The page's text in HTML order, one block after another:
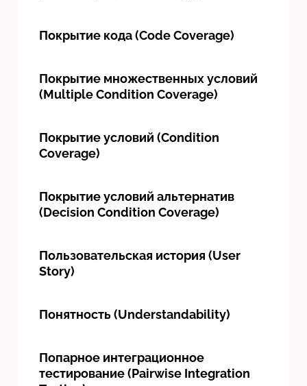
Покрытие кода (Code Coverage)
Покрытие множественных условий
(Multiple Condition Coverage)
Покрытие условий (Condition
Coverage)
Покрытие условий альтернатив
(Decision Condition Coverage)
Пользовательская история (User
Story)
Понятность (Understandability)
Попарное интеграционное
тестирование (Pairwise Integration